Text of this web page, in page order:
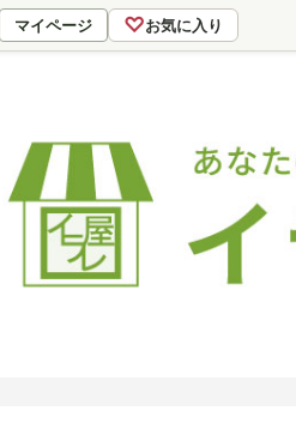
マイページ ♡お気に入り